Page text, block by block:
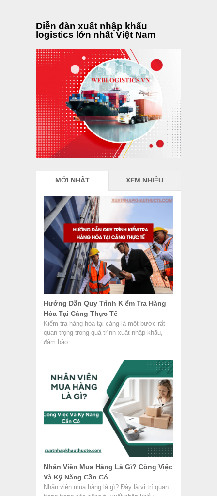
Diễn đàn xuất nhập khẩu
logistics lớn nhất Việt Nam
MỚI NHẤT XEM NHIỀU
Hướng Dẫn Quy Trình Kiểm Tra Hàng
Hóa Tại Cảng Thực Tế
Kiểm tra hàng hóa tại cảng là một bước rất
quan trọng trong quá trình xuất nhập khẩu,
đảm bảo...
Nhân Viên Mua Hàng Là Gì? Công Việc
Và Kỹ Năng Cần Có
Nhân viên mua hàng là gì? Đây là vị trí quan